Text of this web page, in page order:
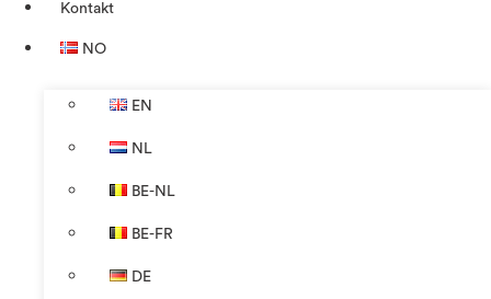
Kontakt
NO
EN
NL
BE-NL
BE-FR
DE